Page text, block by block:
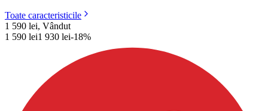
Toate caracteristicile
1 590 lei, Vândut
1 590 lei1 930 lei-18%